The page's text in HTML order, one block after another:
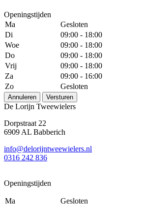
Openingstijden
Ma
Gesloten
Di
09:00 - 18:00
Woe
09:00 - 18:00
Do
09:00 - 18:00
Vrij
09:00 - 18:00
Za
09:00 - 16:00
Zo
Gesloten
Annuleren Versturen
De Lorijn Tweewielers
Dorpstraat 22
6909 AL Babberich
info@delorijntweewielers.nl
0316 242 836
Openingstijden
Ma
Gesloten